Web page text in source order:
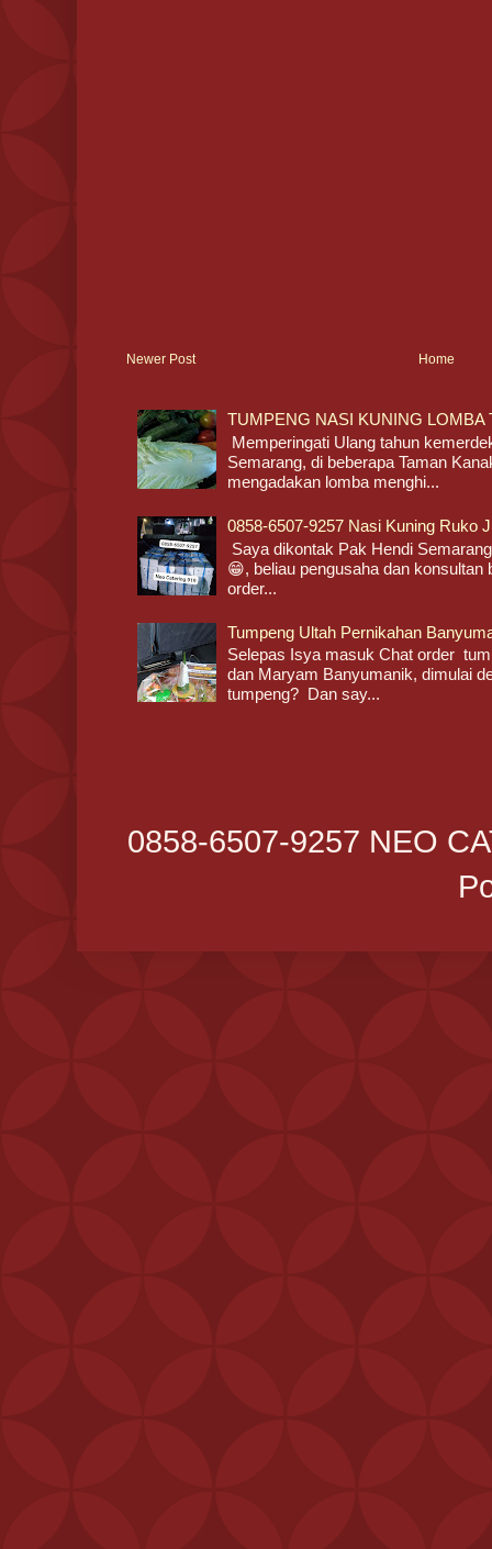
Newer Post Home
TUMPENG NASI KUNING LOMBA
Memperingati Ulang tahun
Semarang, di beberapa Taman
mengadakan lomba menghi...
0858-6507-9257 Nasi Kuning Ruko
Saya dikontak Pak Hendi
😁, beliau pengusaha dan
order...
Tumpeng Ultah Pernikahan
Selepas Isya masuk Chat order
dan Maryam Banyumanik, dimulai
tumpeng? Dan say...
0858-6507-9257 NEO